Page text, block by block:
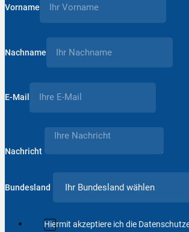
Vorname
Nachname
E-Mail
Nachricht
Bundesland
Hiermit akzeptiere ich die